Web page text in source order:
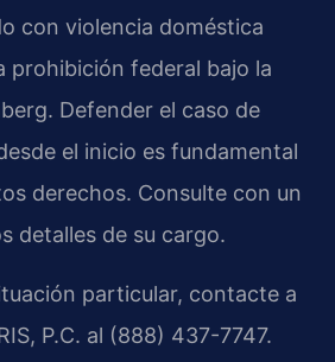
con violencia doméstica
prohibición federal bajo la
Defender el caso de
el inicio es fundamental
derechos. Consulte con un
detalles de su cargo.
particular, contacte a
P.C. al (888) 437-7747.